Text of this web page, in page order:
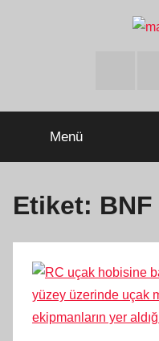
Menü
Etiket: